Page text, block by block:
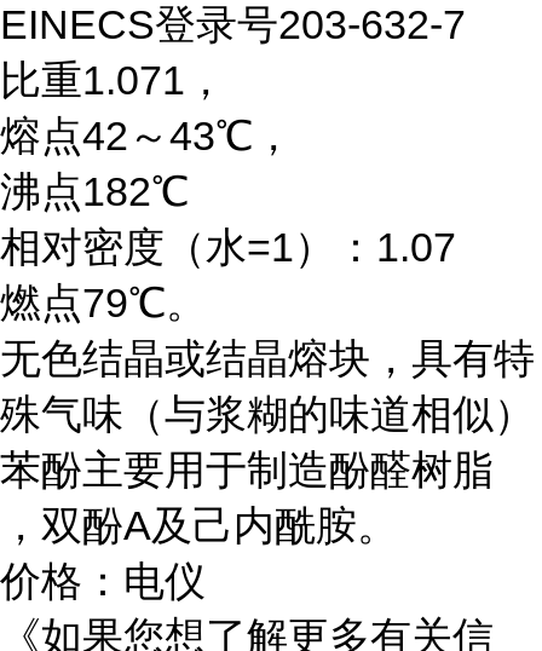
EINECS登录号203-632-7
比重1.071，
熔点42～43℃，
沸点182℃
相对密度（水=1）：1.07
燃点79℃。
无色结晶或结晶熔块，具有特
殊气味（与浆糊的味道相似）
苯酚主要用于制造酚醛树脂
，双酚A及己内酰胺。
价格：电仪
《如果您想了解更多有关信